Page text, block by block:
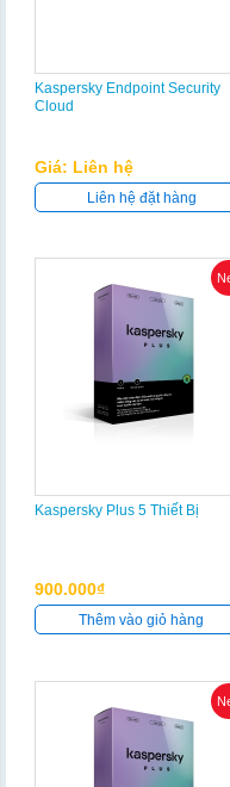
Kaspersky Endpoint Security
Cloud
Giá: Liên hệ
Liên hệ đặt hàng
Kaspersky Plus 5 Thiết Bị
900.000₫
Thêm vào giỏ hàng